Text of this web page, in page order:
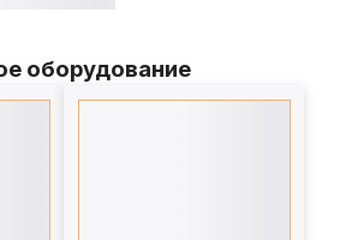
оборудование